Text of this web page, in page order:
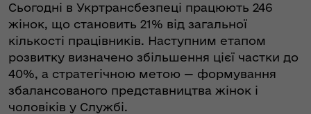
Сьогодні в Укртрансбезпеці працюють 246
жінок, що становить 21% від загальної
кількості працівників. Наступним етапом
розвитку визначено збільшення цієї частки до
40%, а стратегічною метою — формування
збалансованого представництва жінок і
чоловіків у Службі.